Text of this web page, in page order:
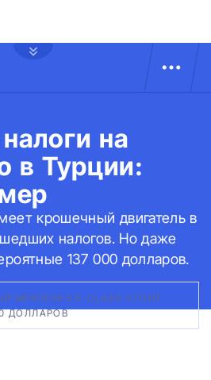
на
в Турции:
крошечный двигатель в
налогов. Но даже
137 000 долларов.
MERCEDES E-CLASS СТОИТ
ДОЛЛАРОВ